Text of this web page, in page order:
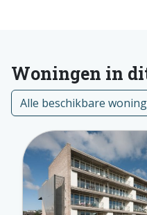
Woningen in
Alle beschikbare